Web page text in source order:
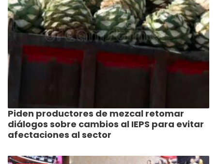
Piden productores de mezcal retomar
diálogos sobre cambios al IEPS para evitar
afectaciones al sector